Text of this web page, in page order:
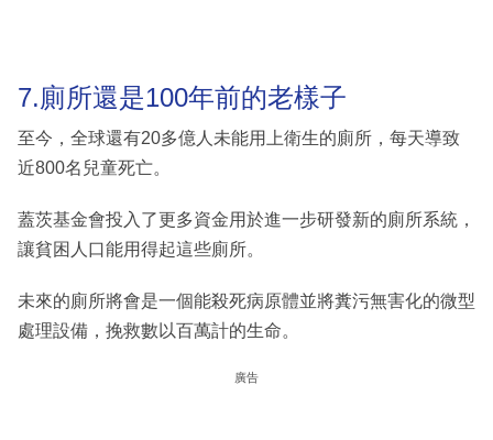
7.廁所還是100年前的老樣子
至今，全球還有20多億人未能用上衛生的廁所，每天導致
近800名兒童死亡。
蓋茨基金會投入了更多資金用於進一步研發新的廁所系統，
讓貧困人口能用得起這些廁所。
未來的廁所將會是一個能殺死病原體並將糞污無害化的微型
處理設備，挽救數以百萬計的生命。
廣告